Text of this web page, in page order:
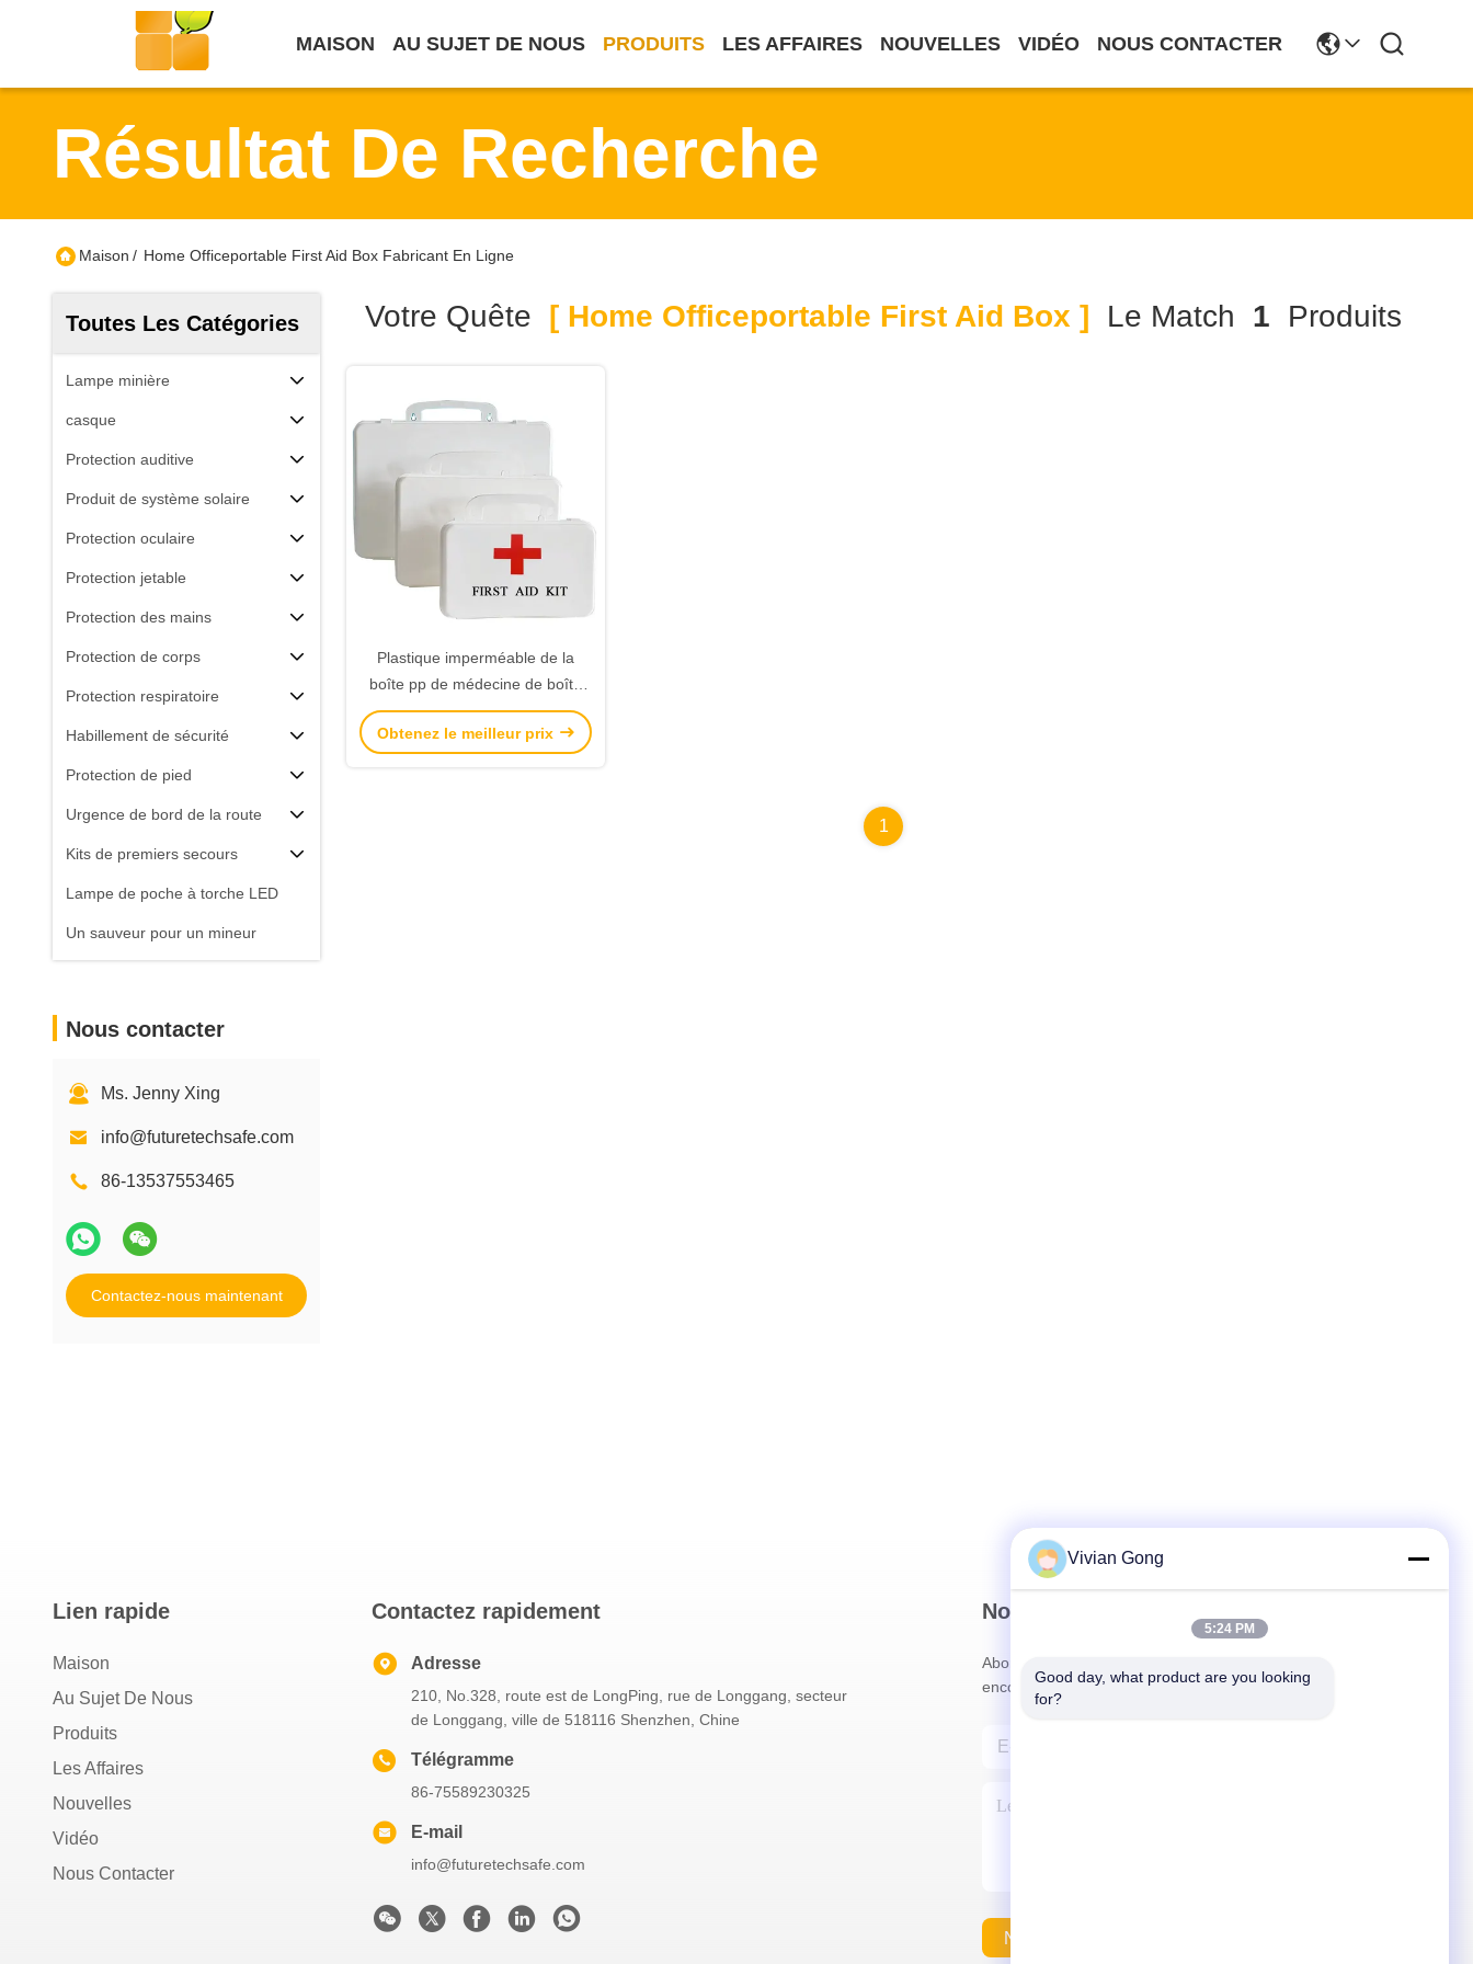
MAISON AU SUJET DE NOUS PRODUITS LES AFFAIRES NOUVELLES VIDÉO NOUS CONTACTER
Résultat De Recherche
Maison / Home Officeportable First Aid Box Fabricant En Ligne
Toutes Les Catégories
Lampe minière
casque
Protection auditive
Produit de système solaire
Protection oculaire
Protection jetable
Protection des mains
Protection de corps
Protection respiratoire
Habillement de sécurité
Protection de pied
Urgence de bord de la route
Kits de premiers secours
Lampe de poche à torche LED
Un sauveur pour un mineur
Nous contacter
Ms. Jenny Xing
info@futuretechsafe.com
86-13537553465
Contactez-nous maintenant
Votre Quête [ Home Officeportable First Aid Box ] Le Match 1 Produits
Plastique imperméable de la
boîte pp de médecine de boîte
portative de premiers secours de
Ministère de l'Intérieur
Obtenez le meilleur prix
1
Lien rapide
Maison
Au Sujet De Nous
Produits
Les Affaires
Nouvelles
Vidéo
Nous Contacter
Contactez rapidement
Adresse
210, No.328, route est de LongPing, rue de Longgang, secteur
de Longgang, ville de 518116 Shenzhen, Chine
Télégramme
86-75589230325
E-mail
info@futuretechsafe.com
Notre newsletter
Abonnez-vous à notre newsletter pour des réductions et plus
encore.
Nous Contacter
Vivian Gong
5:24 PM
Good day, what product are you looking
for?